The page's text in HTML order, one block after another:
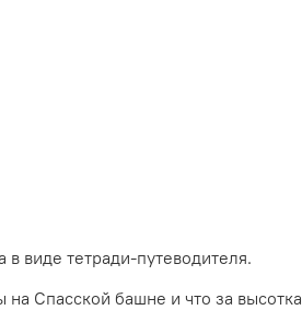
виде тетради-путеводителя.
Спасской башне и что за высотка